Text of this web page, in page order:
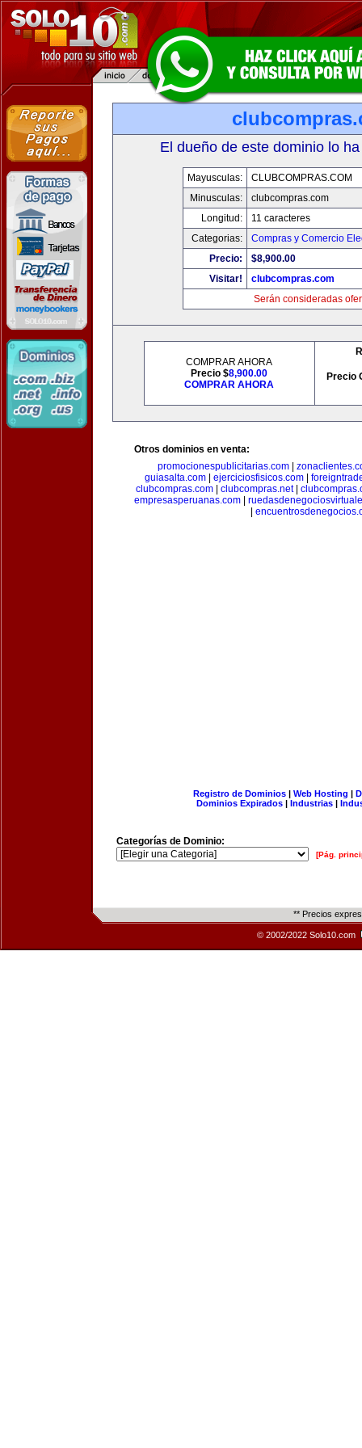
El dueño de este dominio lo
Mayusculas:
CLUBCOMPRAS.COM
Minusculas:
clubcompras.com
Longitud:
11 caracteres
Categorias:
Compras y Comercio
Precio:
$8,900.00
Visitar!
clubcompras.com
Serán consideradas
COMPRAR AHORA
Precio $8,900.00
COMPRAR AHORA
Precio
Otros dominios en venta:
promocionespublicitarias.com|
guiasalta.com
ejerciciosfisicos.com
clubcompras.com| clubcompras.net|
empresasperuanas.com
Registro de Dominios| Web Hosting |
Dominios Expirados | Industrias |
Categorías de Dominio:
[Pág.
** Precios
© 2002/2022 Solo10.com